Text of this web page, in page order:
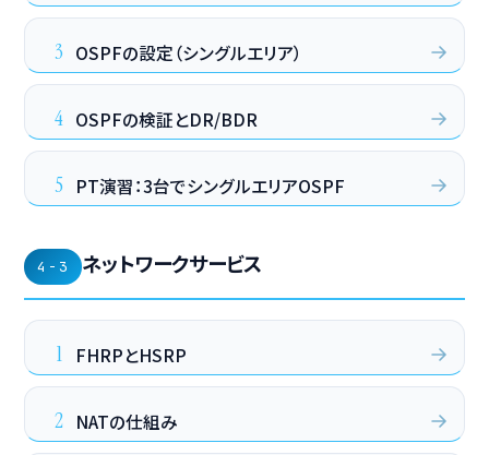
3 OSPFの設定（シングルエリア）
4 OSPFの検証とDR/BDR
5 PT演習：3台でシングルエリアOSPF
4-3 ネットワークサービス
1 FHRPとHSRP
2 NATの仕組み